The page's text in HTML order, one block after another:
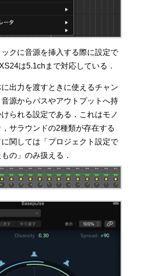
クに音源を挿入する際に設定で
は5.1chまで対応している．
に出力を渡すときに使えるチャン
源からパスやアウトプットへ持
られる設定である．これはモノ
サラウンドの2種類が存在する
関しては「プロジェクト設定で
の」のみ扱える．